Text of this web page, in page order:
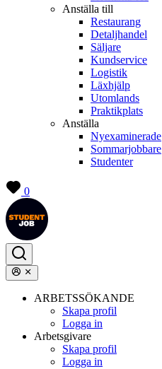
Anställa till
Restaurang
Detaljhandel
Säljare
Kundservice
Logistik
Läxhjälp
Utomlands
Praktikplats
Anställa
Nyexaminerade
Sommarjobbare
Studenter
0
ARBETSSÖKANDE
Skapa profil
Logga in
Arbetsgivare
Skapa profil
Logga in